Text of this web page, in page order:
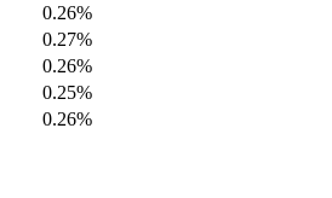
0.26%
0.27%
0.26%
0.25%
0.26%